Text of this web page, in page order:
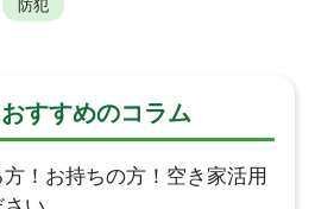
防犯
すすめのコラム
！お持ちの方！空き家活用